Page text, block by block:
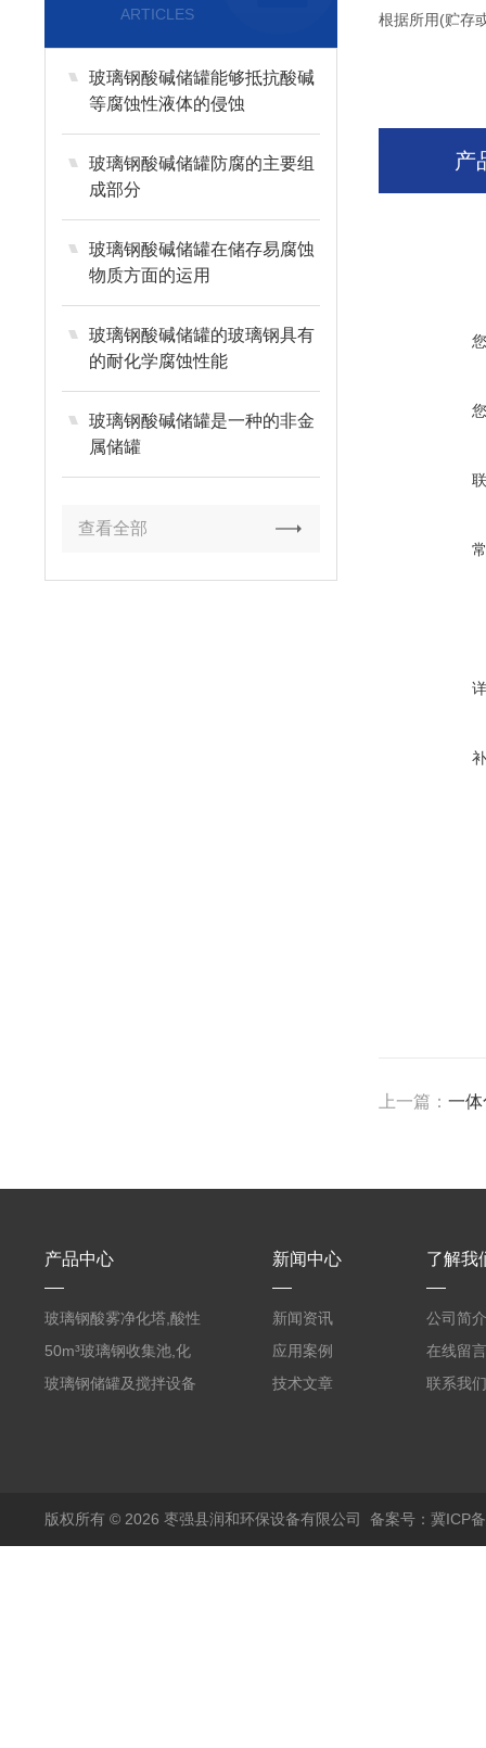
ARTICLES
玻璃钢酸碱储罐能够抵抗酸碱
等腐蚀性液体的侵蚀
玻璃钢酸碱储罐防腐的主要组
成部分
玻璃钢酸碱储罐在储存易腐蚀
物质方面的运用
玻璃钢酸碱储罐的玻璃钢具有
的耐化学腐蚀性能
玻璃钢酸碱储罐是一种的非金
属储罐
查看全部
根据所用(贮存
产
上一篇：一
产品中心
玻璃钢酸雾净化塔,酸性
废气洗涤塔处理工艺
50m³玻璃钢收集池,化
粪罐
玻璃钢储罐及搅拌设备
新闻中心
新闻资讯
应用案例
技术文章
了解我
公司简介
在线留言
联系我们
版权所有 © 2026 枣强县润和环保设备有限公司 备案号：冀ICP